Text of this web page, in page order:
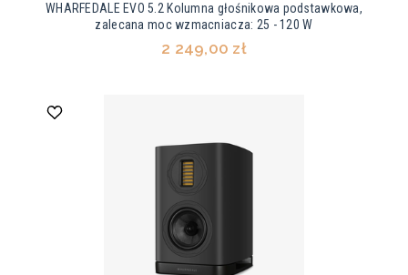
WHARFEDALE EVO 5.2 Kolumna głośnikowa podstawkowa,
zalecana moc wzmacniacza: 25 - 120 W
2 249,00 zł